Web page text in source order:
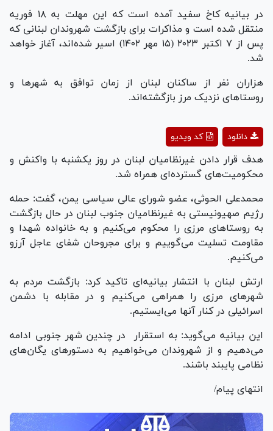
در بیانیه کاخ سفید آمده است که این مهلت به ۱۸ فوریه
منتقل شده است و مذاکرات برای بازگشت شهروندان لبنانی که
پس از ۷ اکتبر ۲۰۲۳ (۱۵ مهر ۱۴۰۲) اسیر شده‌اند، آغاز خواهد
شد.
هزاران نفر از ساکنان لبنان از زمان توافق به شهر‌ها و
روستا‌های نزدیک مرز بازگشته‌اند.
Play
Video
کد ویدیو دانلود
هدف قرار دادن غیرنظامیان لبنان در روز یکشنبه با واکنش و
محکومیت‌های گسترده‌ای همراه شد.
محمدعلی الحوثی، عضو شورای عالی سیاسی یمن، گفت: حمله
رژیم صهیونیستی به غیرنظامیان جنوب لبنان در حال بازگشت
به روستاهای مرزی را محکوم می‌کنیم و به خانواده شهدا و
مقاومت تسلیت می‌گوییم و برای مجروحان شفای عاجل آرزو
می‌کنیم.
ارتش لبنان با انتشار بیانیه‌ای تاکید کرد: بازگشت مردم به
شهرهای مرزی را همراهی می‌کنیم و در مقابله با دشمن
اسرائیلی در کنار آنها می‌ایستیم.
این بیانیه می‌گوید: به استقرار در چندین شهر جنوبی ادامه
می‌دهیم و از شهروندان می‌خواهیم به دستورهای یگان‌های
نظامی پایبند باشند.
انتهای پیام/